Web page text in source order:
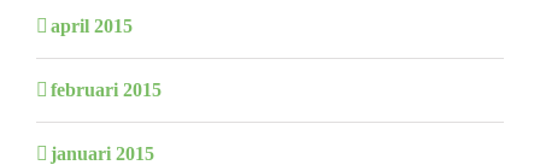
april 2015
februari 2015
januari 2015